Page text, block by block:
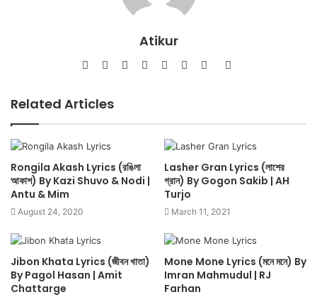
Atikur
WebsiteFacebook
TwitterLinkedInYouTubePinterestInstagram
SoundCloud
Related Articles
Rongila Akash Lyrics (রঙিলা
আকাশ) By Kazi Shuvo & Nodi |
Antu & Mim
August 24, 2020
Lasher Gran Lyrics (লাশের
গ্রান) By Gogon Sakib | AH
Turjo
March 11, 2021
Jibon Khata Lyrics (জীবন খাতা)
By Pagol Hasan | Amit
Chattarge
Mone Mone Lyrics (মনে মনে) By
Imran Mahmudul | RJ
Farhan